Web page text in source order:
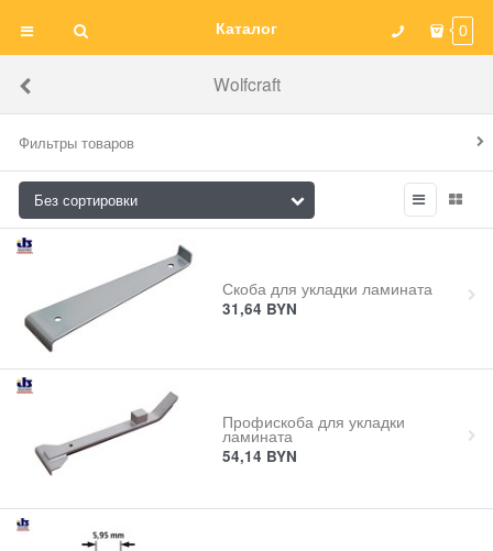
Каталог 0
Wolfcraft
Фильтры товаров
Скоба для укладки ламината
31,64 BYN
Профискоба для укладки
ламината
54,14 BYN